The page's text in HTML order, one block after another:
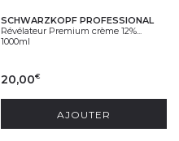
SCHWARZKOPF PROFESSIONAL
Révélateur Premium crème 12%...
1000ml
20,00€
AJOUTER